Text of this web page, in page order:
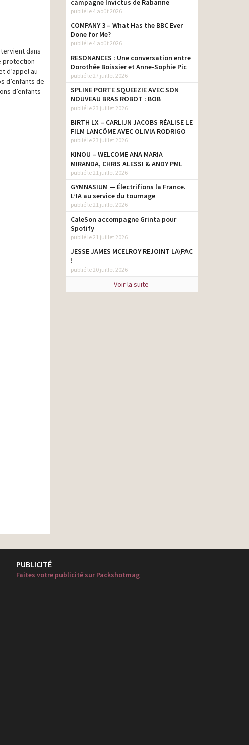
dans
protection
d’appel au
d’enfants de
d’enfants
campagne Invictus de Rabanne
publié le 4 août 2026
COMPANY 3 – What Has the BBC Ever
Done for Me?
publié le 4 août 2026
RESONANCES : Une conversation entre
Dorothée Boissier et Anne-Sophie Pic
publié le 27 juillet 2026
SPLINE PORTE SQUEEZIE AVEC SON
NOUVEAU BRAS ROBOT : BOB
publié le 23 juillet 2026
BIRTH LX – CARLIJN JACOBS RÉALISE LE
FILM LANCÔME AVEC OLIVIA RODRIGO
publié le 23 juillet 2026
KINOU – WELCOME ANA MARIA
MIRANDA, CHRIS ALESSI & ANDY PML
publié le 21 juillet 2026
GYMNASIUM — Électrifions la France.
L’IA au service du tournage
publié le 21 juillet 2026
CaleSon accompagne Grinta pour
Spotify
publié le 21 juillet 2026
JESSE JAMES MCELROY REJOINT LA\PAC
!
publié le 20 juillet 2026
Voir la suite
PUBLICITÉ
Faites votre publicité sur Packshotmag